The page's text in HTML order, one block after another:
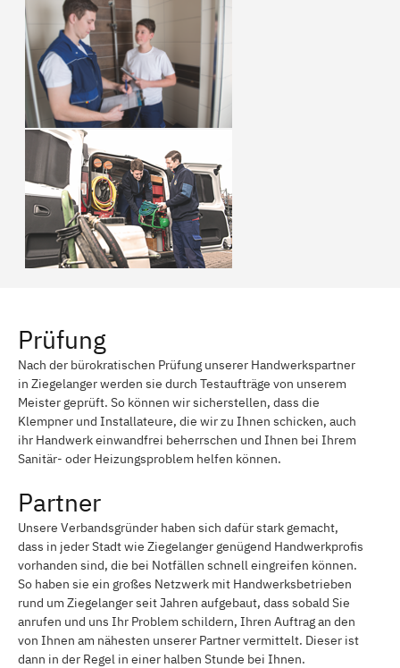
Prüfung
Nach der bürokratischen Prüfung unserer Handwerkspartner
in Ziegelanger werden sie durch Testaufträge von unserem
Meister geprüft. So können wir sicherstellen, dass die
Klempner und Installateure, die wir zu Ihnen schicken, auch
ihr Handwerk einwandfrei beherrschen und Ihnen bei Ihrem
Sanitär- oder Heizungsproblem helfen können.
Partner
Unsere Verbandsgründer haben sich dafür stark gemacht,
dass in jeder Stadt wie Ziegelanger genügend Handwerkprofis
vorhanden sind, die bei Notfällen schnell eingreifen können.
So haben sie ein großes Netzwerk mit Handwerksbetrieben
rund um Ziegelanger seit Jahren aufgebaut, dass sobald Sie
anrufen und uns Ihr Problem schildern, Ihren Auftrag an den
von Ihnen am nähesten unserer Partner vermittelt. Dieser ist
dann in der Regel in einer halben Stunde bei Ihnen.